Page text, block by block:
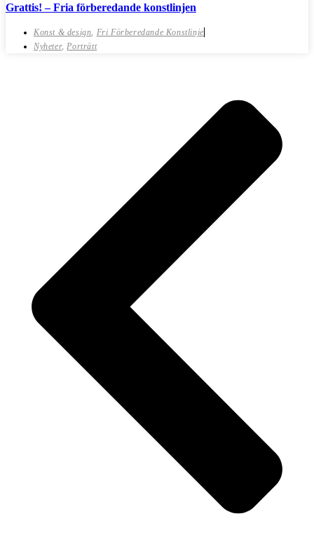
Grattis! – Fria förberedande konstlinjen
Konst & design, Fri Förberedande Konstlinje
Nyheter,Porträtt